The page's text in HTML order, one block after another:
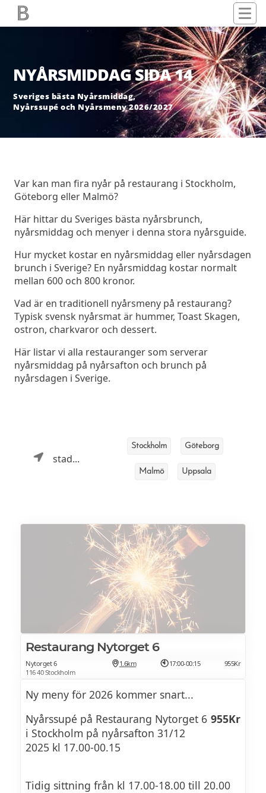
NYÅRSMIDDAG SIDA 14
Sveriges bästa Nyårsmiddag,
Nyårssupé och Nyårsmeny 2026/2027
Var kan man fira nyår på restaurang i Stockholm,
Göteborg eller Malmö?
Här hittar du Sveriges bästa nyårsbrunch,
nyårsmiddag och menyer i denna stora nyårsguide.
Hur mycket kostar en nyårsmiddag eller nyårsdagen
brunch i Sverige? En nyårsmiddag kostar normalt
mellan 600 och 800 kronor.
Vad är en traditionell nyårsmeny på restaurang?
Typisk svensk nyårsmat är hummer, Toast Skagen,
ostron, charkvaror och dessert.
Här listar vi alla restauranger som serverar
nyårsmiddag på nyårsafton och brunch på
nyårsdagen i Sverige.
stad...
Stockholm Göteborg
Malmö Uppsala
Restaurang Nytorget 6
Nytorget 6
116 40 Stockholm
1.6km 17:00-00:15 955Kr
Ny meny för 2026 kommer snart...
Nyårssupé på Restaurang Nytorget 6
i Stockholm på nyårsafton 31/12
2025 kl 17.00-00.15
955Kr
Tidig sittning från kl 17.00-18.00 till 20.00